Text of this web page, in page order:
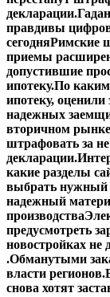
декларации.
правдивы
сегодняРимские
приемы
допустившие
ипотеку.По каким
ипотеку, оценили
надежных
вторичном
штрафовать за
декларации.
какие разделы
выбрать нужный
надежный
производства
предусмотреть
новостройках не
.Обманутыми
власти регионов.
снова хотят